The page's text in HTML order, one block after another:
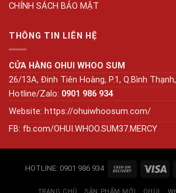
CHÍNH SÁCH BẢO MẬT
THÔNG TIN LIÊN HỆ
CỬA HÀNG OHUI WHOO SUM
26/13A, Đinh Tiên Hoàng, P.1, Q.Bình
Hotline/Zalo: 0901 986 934
Website: https://ohuiwhoosum.com/
FB: fb.com/OHUI.WHOO.SUM37.MERCY
HOTLINE: 0901 986 934